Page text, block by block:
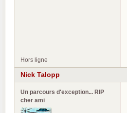
Hors ligne
Nick Talopp
Un parcours d'exception... RIP
cher ami